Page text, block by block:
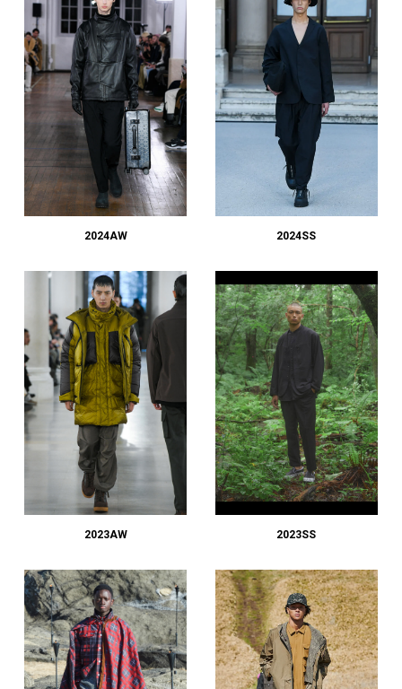
2024AW 2024SS
2023AW 2023SS